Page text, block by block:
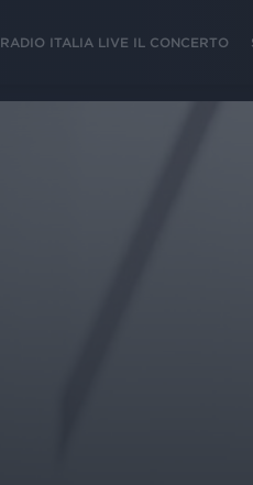
RADIO ITALIA LIVE IL CONCERTO